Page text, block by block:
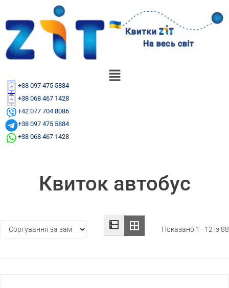
+38 097 475 5884
+38 068 467 1428
+42 077 704 8086
+38 097 475 5884
+38 068 467 1428
Квиток автобус
Показано 1–12 із 88